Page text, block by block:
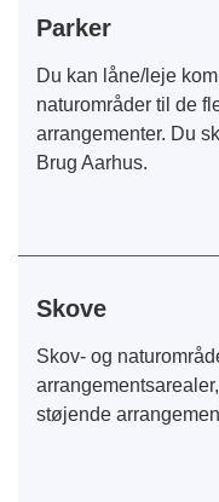
Parker
Du kan låne/leje
naturområder til de
arrangementer. Du
Brug Aarhus.
Skove
Skov- og
støjende